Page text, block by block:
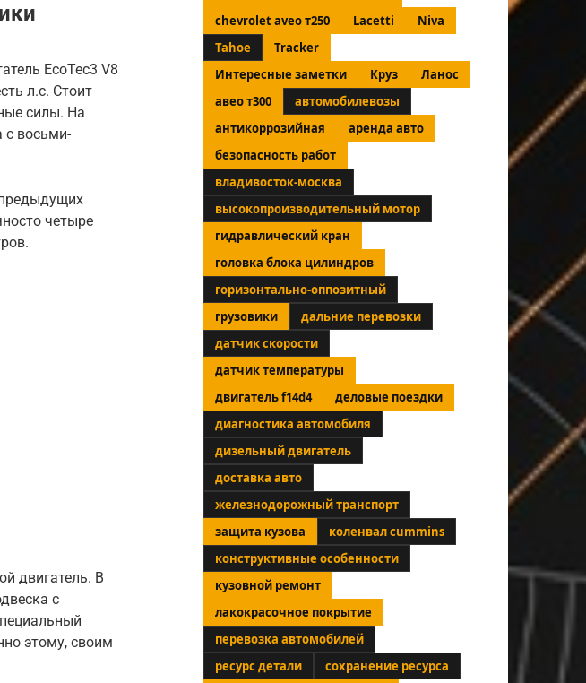
EcoTec3 V8
л.с. Стоит
силы. На
с восьми-
четыре
двигатель. В
с
этому, своим
chevrolet aveo т250
Lacetti
Niva
Tahoe
Tracker
Интересные заметки
Круз
Ланос
авео т300
автомобилевозы
антикоррозийная
аренда авто
безопасность работ
владивосток-москва
высокопроизводительный мотор
гидравлический кран
головка блока цилиндров
горизонтально-оппозитный
грузовики
дальние перевозки
датчик скорости
датчик температуры
двигатель f14d4
деловые поездки
диагностика автомобиля
дизельный двигатель
доставка авто
железнодорожный транспорт
защита кузова
коленвал cummins
конструктивные особенности
кузовной ремонт
лакокрасочное покрытие
перевозка автомобилей
ресурс детали
сохранение ресурса